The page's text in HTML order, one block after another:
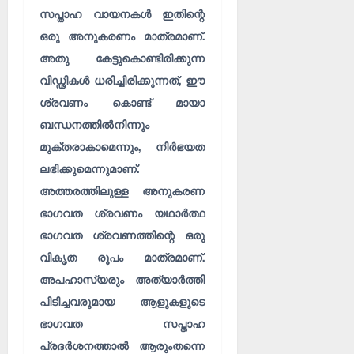
സപ്താഹ വായനകൾ ഇതിന്റെ
ഒരു അനുകരണം മാത്രമാണ്.
അതു കേട്ടുകൊണ്ടിരിക്കുന്ന
വിഡ്ഢികൾ ധരിച്ചിരിക്കുന്നത്, ഈ
ശ്രവണം കൊണ്ട് മായാ
ബന്ധനത്തിൽനിന്നും
മുക്തരാകാമെന്നും, നിർഭയത
ലഭിക്കുമെന്നുമാണ്.
അത്തരത്തിലുള്ള അനുകരണ
ഭാഗവത ശ്രവണം യഥാർത്ഥ
ഭാഗവത ശ്രവണത്തിന്റെ ഒരു
വികൃത രൂപം മാത്രമാണ്.
അപഹാസ്യരും അത്യാർത്തി
പിടിച്ചവരുമായ ആളുകളുടെ
ഭാഗവത സപ്താഹ
പ്രദർശനത്താൽ ആരുംതന്നെ